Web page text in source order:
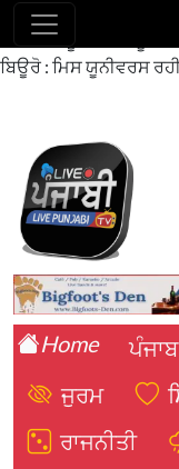
ਲਾਈਵ ਪੰਜਾਬੀ ਬਿਊਰੋ :
ਪੰਜਾਬੀ ਬਿਊਰੋ : ਮਿਸ
ਬਿਊਰੋ : ਮਿਸ ਯੂਨੀਵਰਸ
Home ਪੰਜਾਬ
ਜੁਰਮ
ਰਾਜਨੀਤੀ